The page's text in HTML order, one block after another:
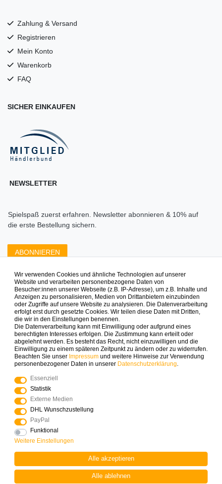
Zahlung & Versand
Registrieren
Mein Konto
Warenkorb
FAQ
SICHER EINKAUFEN
NEWSLETTER
Spielspaß zuerst erfahren. Newsletter abonnieren & 10% auf
die erste Bestellung sichern.
ABONNIEREN
Zahlungsarten die wir anbieten
Mehr Spielinspiration gefällig?
© Copyright 2025 Logoplay-Holzspiele Alle Rechte
vorbehalten
Widerrufs­recht
Kontakt
Wir verwenden Cookies und ähnliche Technologien auf unserer
Website und verarbeiten personenbezogene Daten von
Besucher:innen unserer Webseite (z.B. IP-Adresse), um z.B. Inhalte und
Anzeigen zu personalisieren, Medien von Drittanbietern einzubinden
oder Zugriffe auf unsere Website zu analysieren. Die Datenverarbeitung
erfolgt erst durch gesetzte Cookies. Wir teilen diese Daten mit Dritten,
die wir in den Einstellungen benennen.
Die Datenverarbeitung kann mit Einwilligung oder aufgrund eines
berechtigten Interesses erfolgen. Die Zustimmung kann erteilt oder
abgelehnt werden. Es besteht das Recht, nicht einzuwilligen und die
Einwilligung zu einem späteren Zeitpunkt zu ändern oder zu widerrufen.
Beachten Sie unser Impressum und weitere Hinweise zur Verwendung
personenbezogener Daten in unserer Daten­schutz­erklärung.
Essenziell
Statistik
Externe Medien
DHL Wunschzustellung
PayPal
Funktional
Weitere Einstellungen
Alle akzeptieren
Alle ablehnen